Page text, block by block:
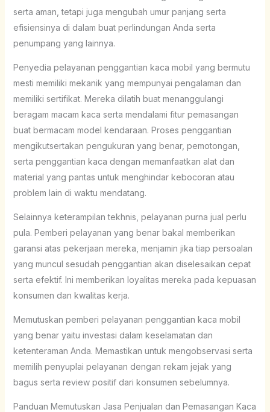
serta aman, tetapi juga mengubah umur panjang serta
efisiensinya di dalam buat perlindungan Anda serta
penumpang yang lainnya.
Penyedia pelayanan penggantian kaca mobil yang bermutu
mesti memiliki mekanik yang mempunyai pengalaman dan
memiliki sertifikat. Mereka dilatih buat menanggulangi
beragam macam kaca serta mendalami fitur pemasangan
buat bermacam model kendaraan. Proses penggantian
mengikutsertakan pengukuran yang benar, pemotongan,
serta penggantian kaca dengan memanfaatkan alat dan
material yang pantas untuk menghindar kebocoran atau
problem lain di waktu mendatang.
Selainnya keterampilan tekhnis, pelayanan purna jual perlu
pula. Pemberi pelayanan yang benar bakal memberikan
garansi atas pekerjaan mereka, menjamin jika tiap persoalan
yang muncul sesudah penggantian akan diselesaikan cepat
serta efektif. Ini memberikan loyalitas mereka pada kepuasan
konsumen dan kwalitas kerja.
Memutuskan pemberi pelayanan penggantian kaca mobil
yang benar yaitu investasi dalam keselamatan dan
ketenteraman Anda. Memastikan untuk mengobservasi serta
memilih penyuplai pelayanan dengan rekam jejak yang
bagus serta review positif dari konsumen sebelumnya.
Panduan Memutuskan Jasa Penjualan dan Pemasangan Kaca